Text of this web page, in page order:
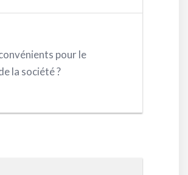
pour le
la société ?